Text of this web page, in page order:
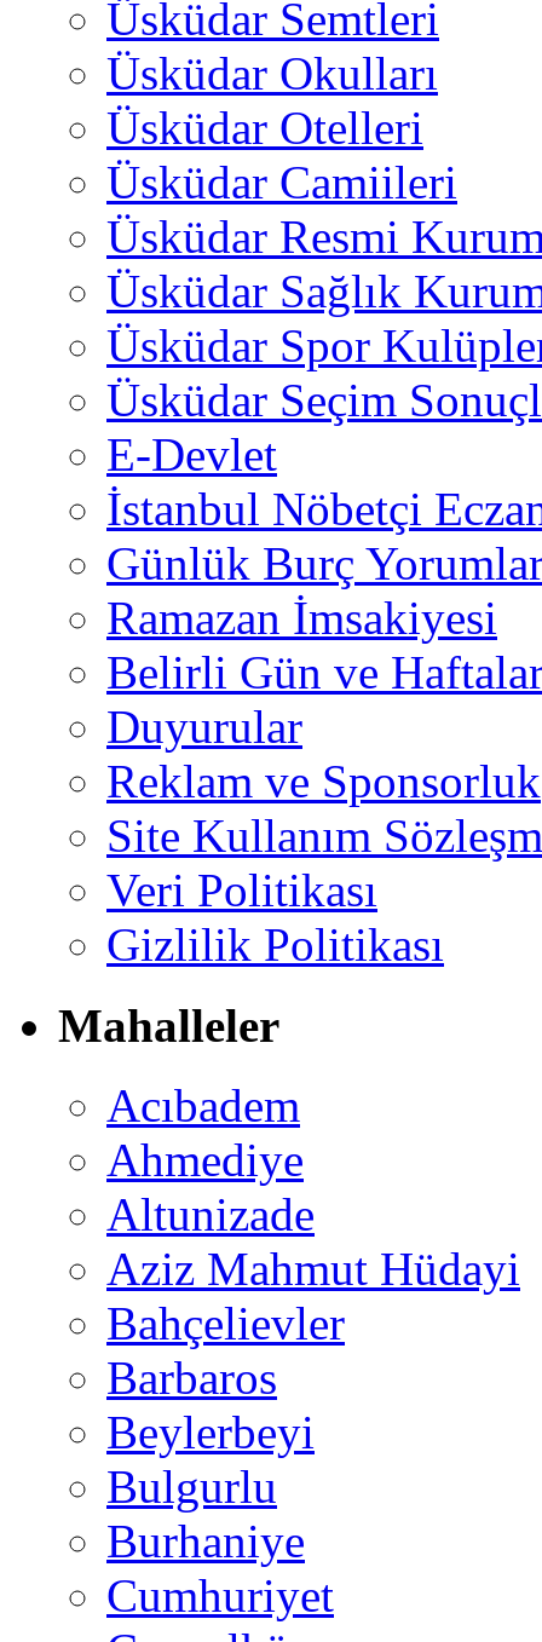
Üsküdar Semtleri
Üsküdar Okulları
Üsküdar Otelleri
Üsküdar Camiileri
Üsküdar Resmi
Üsküdar Sağlık
Üsküdar Spor
Üsküdar Seçim
E-Devlet
İstanbul Nöbetçi
Günlük Burç
Ramazan İmsakiyesi
Belirli Gün ve
Duyurular
Reklam ve Sponsorluk
Site Kullanım
Veri Politikası
Gizlilik Politikası
Mahalleler
Acıbadem
Ahmediye
Altunizade
Aziz Mahmut Hüdayi
Bahçelievler
Barbaros
Beylerbeyi
Bulgurlu
Burhaniye
Cumhuriyet